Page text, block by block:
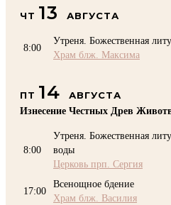
ЧТ 13 АВГУСТА
8:00
Утреня. Божественная
Храм блж. Максима
ПТ 14
АВГУСТА
Изнесение Честных Древ
8:00
Утреня. Божественная
воды
Церковь прп. Сергия
17:00
Всенощное бдение
Храм блж. Василия